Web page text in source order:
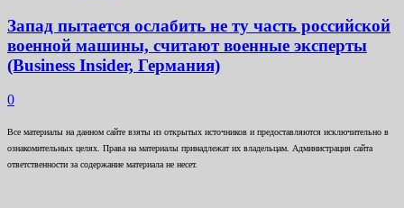
Запад пытается ослабить не ту часть российской
военной машины, считают военные эксперты
(Business Insider, Германия)
0
Все материалы на данном сайте взяты из открытых источников и предоставляются исключительно в
ознакомительных целях. Права на материалы принадлежат их владельцам. Администрация сайта
ответственности за содержание материала не несет.